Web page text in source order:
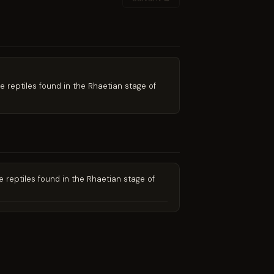
reptiles found in the Rhaetian stage of
reptiles found in the Rhaetian stage of